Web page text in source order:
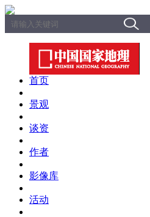
首页
景观
谈资
作者
影像库
活动